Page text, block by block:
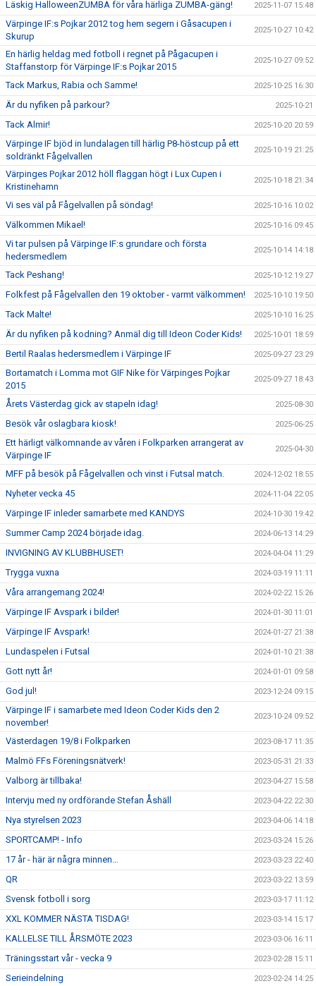
Läskig HalloweenZUMBA för våra härliga ZUMBA-gäng! 2025-11-07 15:48
Värpinge IF:s Pojkar 2012 tog hem segern i Gåsacupen i
Skurup
2025-10-27 10:42
En härlig heldag med fotboll i regnet på Pågacupen i
Staffanstorp för Värpinge IF:s Pojkar 2015
2025-10-27 09:52
Tack Markus, Rabia och Samme! 2025-10-25 16:30
Är du nyfiken på parkour? 2025-10-21
Tack Almir! 2025-10-20 20:59
Värpinge IF bjöd in lundalagen till härlig P8-höstcup på ett
soldränkt Fågelvallen
2025-10-19 21:25
Värpinges Pojkar 2012 höll flaggan högt i Lux Cupen i
Kristinehamn
2025-10-18 21:34
Vi ses väl på Fågelvallen på söndag! 2025-10-16 10:02
Välkommen Mikael! 2025-10-16 09:45
Vi tar pulsen på Värpinge IF:s grundare och första
hedersmedlem
2025-10-14 14:18
Tack Peshang! 2025-10-12 19:27
Folkfest på Fågelvallen den 19 oktober - varmt välkommen! 2025-10-10 19:50
Tack Malte! 2025-10-10 16:25
Är du nyfiken på kodning? Anmäl dig till Ideon Coder Kids! 2025-10-01 18:59
Bertil Raalas hedersmedlem i Värpinge IF 2025-09-27 23:29
Bortamatch i Lomma mot GIF Nike för Värpinges Pojkar
2015
2025-09-27 18:43
Årets Västerdag gick av stapeln idag! 2025-08-30
Besök vår oslagbara kiosk! 2025-06-25
Ett härligt välkomnande av våren i Folkparken arrangerat av
Värpinge IF
2025-04-30
MFF på besök på Fågelvallen och vinst i Futsal match. 2024-12-02 18:55
Nyheter vecka 45 2024-11-04 22:05
Värpinge IF inleder samarbete med KANDYS 2024-10-30 19:42
Summer Camp 2024 började idag. 2024-06-13 14:29
INVIGNING AV KLUBBHUSET! 2024-04-04 11:29
Trygga vuxna 2024-03-19 11:11
Våra arrangemang 2024! 2024-02-22 15:26
Värpinge IF Avspark i bilder! 2024-01-30 11:01
Värpinge IF Avspark! 2024-01-27 21:38
Lundaspelen i Futsal 2024-01-10 21:38
Gott nytt år! 2024-01-01 09:58
God jul! 2023-12-24 09:15
Värpinge IF i samarbete med Ideon Coder Kids den 2
november!
2023-10-24 09:52
Västerdagen 19/8 i Folkparken 2023-08-17 11:35
Malmö FFs Föreningsnätverk! 2023-05-31 21:33
Valborg är tillbaka! 2023-04-27 15:58
Intervju med ny ordförande Stefan Åshäll 2023-04-22 22:30
Nya styrelsen 2023 2023-04-06 14:18
SPORTCAMP! - Info 2023-03-24 15:26
17 år - här är några minnen… 2023-03-23 22:40
QR 2023-03-22 13:59
Svensk fotboll i sorg 2023-03-17 11:12
XXL KOMMER NÄSTA TISDAG! 2023-03-14 15:17
KALLELSE TILL ÅRSMÖTE 2023 2023-03-06 16:11
Träningsstart vår - vecka 9 2023-02-28 15:11
Serieindelning 2023-02-24 14:25